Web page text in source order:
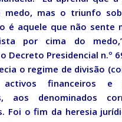
medo, mas o triunfo
é aquele que não sente
por cima do
Decreto Presidencial n.º
o regime de divisão
financeiros e
aos denominados
Foi o fim da heresia